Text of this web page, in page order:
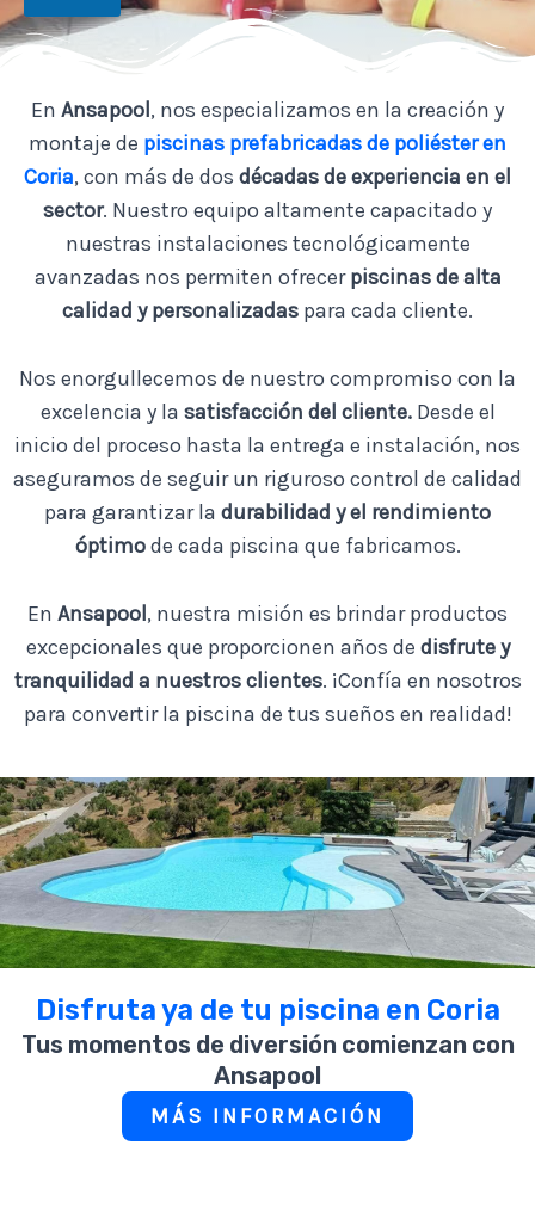
l
a
e
v
r
ó
n
En Ansapool, nos especializamos en la creación y
montaje de piscinas prefabricadas de poliéster en
Coria, con más de dos décadas de experiencia en el
sector. Nuestro equipo altamente capacitado y
nuestras instalaciones tecnológicamente
avanzadas nos permiten ofrecerpiscinas de alta
calidad y personalizadas para cada cliente.
Nos enorgullecemos de nuestro compromiso con la
excelencia y la satisfacción del cliente.Desde el
inicio del proceso hasta la entrega e instalación, nos
aseguramos de seguir un riguroso control de calidad
para garantizar la durabilidad y el rendimiento
óptimode cada piscina que fabricamos.
En Ansapool, nuestra misión es brindar productos
excepcionales que proporcionen años de disfrute y
tranquilidad a nuestros clientes. ¡Confía en nosotros
para convertir la piscina de tus sueños en realidad!
Disfruta ya de tu piscina en Coria
Tus momentos de diversión comienzan con
Ansapool
MÁS INFORMACIÓN